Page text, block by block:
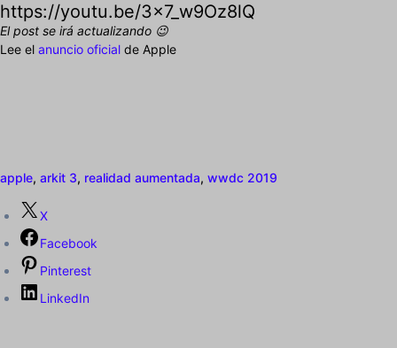
https://youtu.be/3x7_w9Oz8lQ
El post se irá actualizando 😉
Lee el anuncio oficial de Apple
apple, arkit 3, realidad aumentada, wwdc 2019
X
Facebook
Pinterest
LinkedIn